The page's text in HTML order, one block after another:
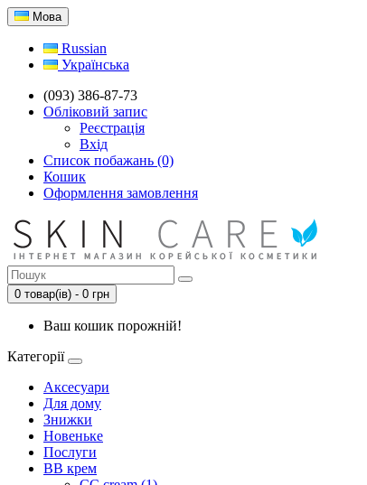
Мова
Russian
Українська
(093) 386-87-73
Обліковий запис
Реєстрація
Вхід
Список побажань (0)
Кошик
Оформлення замовлення
0 товар(ів) - 0 грн
Ваш кошик порожній!
Категорії
Аксесуари
Для дому
Знижки
Новеньке
Послуги
BB крем